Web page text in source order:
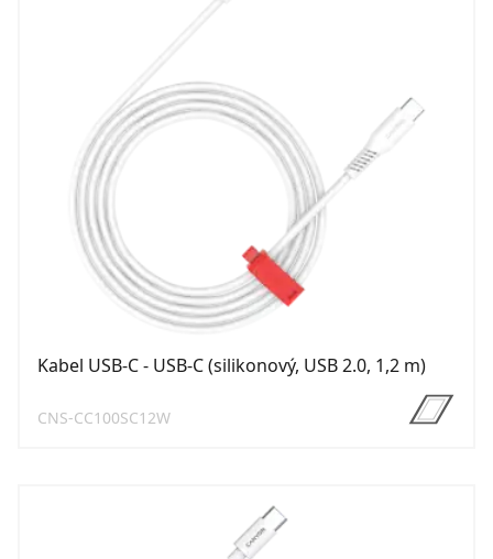
Kabel USB-C - USB-C (silikonový, USB 2.0, 1,2 m)
CNS-CC100SC12W